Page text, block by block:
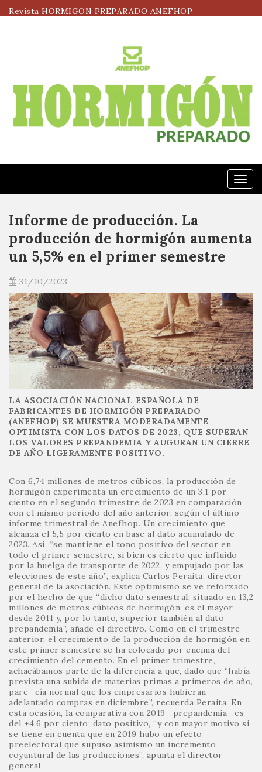
Revista HORMIGON PREPARADO ANEFHOP
Menú
Informe de producción. La
producción de hormigón aumenta
un 5,5% en el primer semestre
31/10/2023
LA ASOCIACIÓN NACIONAL ESPAÑOLA DE
FABRICANTES DE HORMIGÓN PREPARADO
(ANEFHOP) SE MUESTRA MODERADAMENTE
OPTIMISTA CON LOS DATOS DE 2023, QUE SUPERAN
LOS VALORES PREPANDEMIA Y AUGURAN UN CIERRE
DE AÑO LIGERAMENTE POSITIVO.
Con 6,74 millones de metros cúbicos, la producción de
hormigón experimenta un crecimiento de un 3,1 por
ciento en el segundo trimestre de 2023 en comparación
con el mismo periodo del año anterior, según el último
informe trimestral de Anefhop. Un crecimiento que
alcanza el 5,5 por ciento en base al dato acumulado de
2023. Así, “se mantiene el tono positivo del sector en
todo el primer semestre, si bien es cierto que influido
por la huelga de transporte de 2022, y empujado por las
elecciones de este año”, explica Carlos Peraita, director
general de la asociación. Este optimismo se ve reforzado
por el hecho de que “dicho dato semestral, situado en 13,2
millones de metros cúbicos de hormigón, es el mayor
desde 2011 y, por lo tanto, superior también al dato
prepandemia”, añade el directivo. Como en el trimestre
anterior, el crecimiento de la producción de hormigón en
este primer semestre se ha colocado por encima del
crecimiento del cemento. En el primer trimestre,
achacábamos parte de la diferencia a que, dado que “había
prevista una subida de materias primas a primeros de año,
pare- cía normal que los empresarios hubieran
adelantado compras en diciembre”, recuerda Peraita. En
esta ocasión, la comparativa con 2019 –prepandemia– es
del +4,6 por ciento; dato positivo, “y con mayor motivo si
se tiene en cuenta que en 2019 hubo un efecto
preelectoral que supuso asimismo un incremento
coyuntural de las producciones”, apunta el director
general.